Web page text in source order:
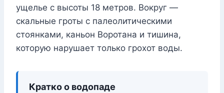
ущелье с высоты 18 метров. Вокруг —
скальные гроты с палеолитическими
стоянками, каньон Воротана и тишина,
которую нарушает только грохот воды.
Кратко о водопаде